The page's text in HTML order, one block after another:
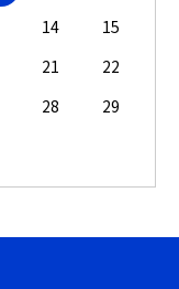
14
15
21
22
28
29